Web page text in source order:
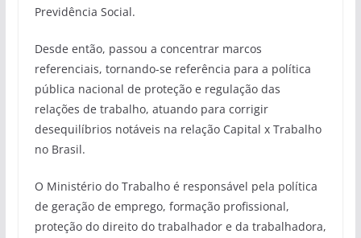
Previdência Social.
Desde então, passou a concentrar marcos
referenciais, tornando-se referência para a política
pública nacional de proteção e regulação das
relações de trabalho, atuando para corrigir
desequilíbrios notáveis na relação Capital x Trabalho
no Brasil.
O Ministério do Trabalho é responsável pela política
de geração de emprego, formação profissional,
proteção do direito do trabalhador e da trabalhadora,